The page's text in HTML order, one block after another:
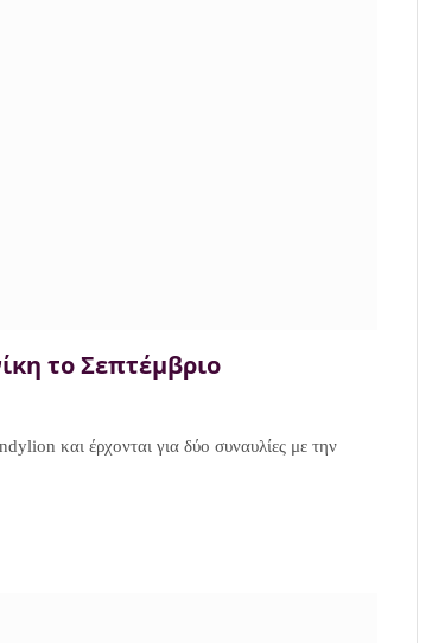
το Σεπτέμβριο
και έρχονται για δύο συναυλίες με την